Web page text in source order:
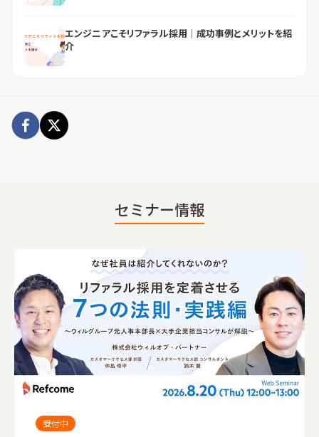
エンジニアこそリファラル採用｜成功事例とメリットを紹
介
セミナー情報
受付中